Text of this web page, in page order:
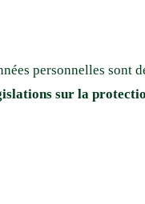
personnelles
sur la